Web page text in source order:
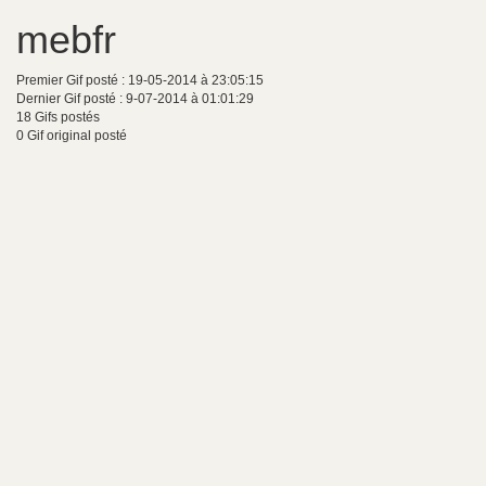
mebfr
Premier Gif posté : 19-05-2014 à 23:05:15
Dernier Gif posté : 9-07-2014 à 01:01:29
18 Gifs postés
0 Gif original posté